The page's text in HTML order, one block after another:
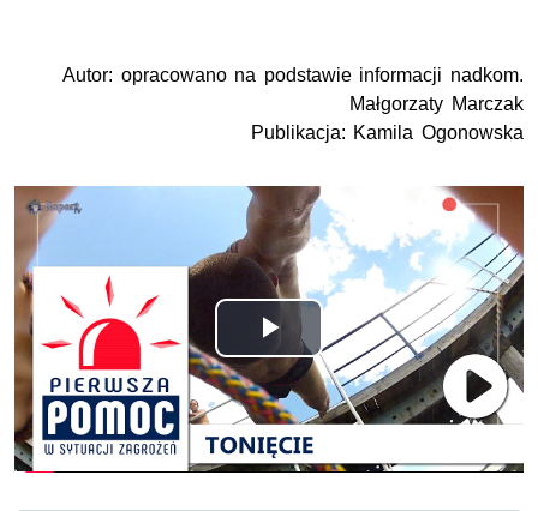
Autor: opracowano na podstawie informacji nadkom.
Małgorzaty Marczak
Publikacja: Kamila Ogonowska
Odtwórz
wideo